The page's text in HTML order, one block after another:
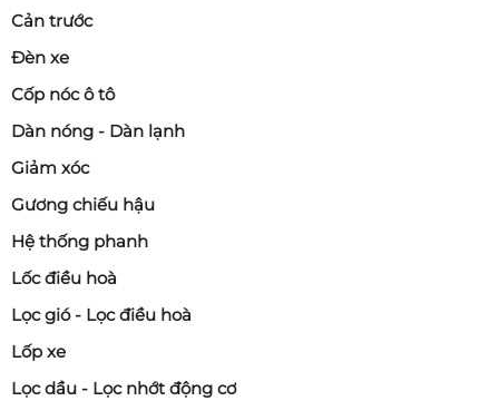
Cản trước
Đèn xe
Cốp nóc ô tô
Dàn nóng - Dàn lạnh
Giảm xóc
Gương chiếu hậu
Hệ thống phanh
Lốc điều hoà
Lọc gió - Lọc điều hoà
Lốp xe
Lọc dầu - Lọc nhớt động cơ